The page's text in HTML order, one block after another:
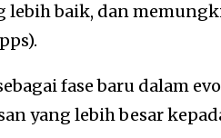
lebih baik, dan
fase baru dalam
yang lebih besar